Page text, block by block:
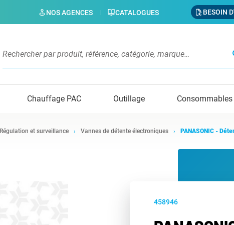
NOS AGENCES CATALOGUES BESOIN
Chauffage PAC Outillage Consommables
Régulation et surveillance Vannes de détente électroniques PANASONIC -
458946